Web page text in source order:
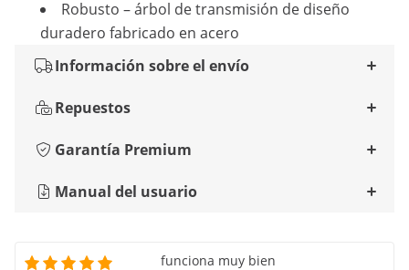
Robusto – árbol de transmisión de diseño
duradero fabricado en acero
Información sobre el envío
Repuestos
Garantía Premium
Manual del usuario
funciona muy bien